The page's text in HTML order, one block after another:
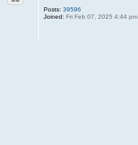
Posts: 39596
Joined: Fri Feb 07, 2025 4:44 pm